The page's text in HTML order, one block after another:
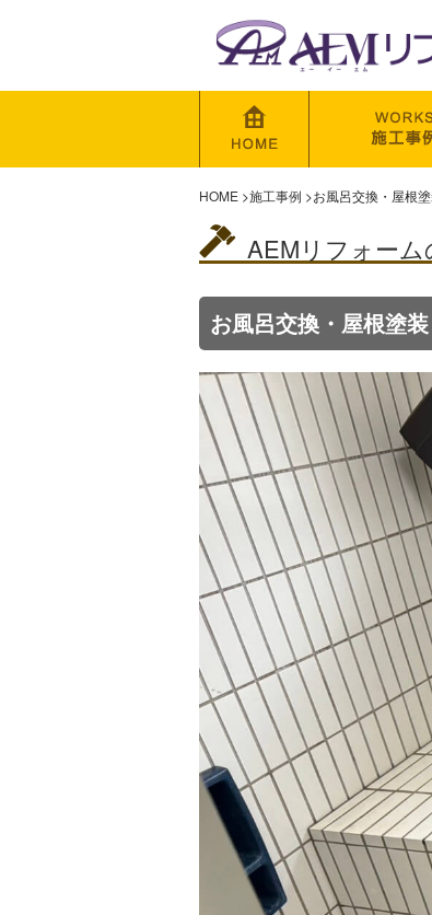
HOME >施工事例 >お風呂交換・屋根
AEMリフォーム
お風呂交換・屋根塗